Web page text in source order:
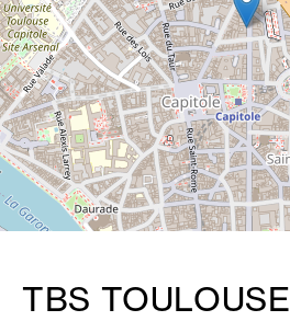
TBS TOULOUSE